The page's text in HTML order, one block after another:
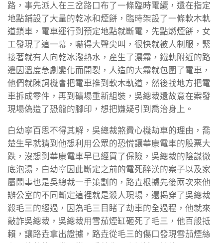
路，事先派人在三岔路口布了一條臨時電纜，還在指定
地點鋪設了大量的乾冰和煙餅，臨時架設了一條軟木軌
道鎖車，電車運行到預定地點就斷電，先點燃煙餅，女
工發現了這一幕，嚇得大聲尖叫，很快就被人制服，緊
接著就有人向乾冰潑熱水，產生了濃霧，鐵軌附近的路
邊因溫度急劇變化而開裂，人造的大霧就包圍了電車，
他們就陳詞機會把電車推到軟木軌道，然後找地方把電
車拆成零件，再到礦場重新組裝，吳總裁還故意在案發
現場偽造了恐龍的腳印，想把嫌疑引到喬治身上。
白幼寧百思不得其解，吳總裁煞費心機劫車的理由，喬
楚生早就猜到他想利用公眾的恐慌讓華康電車的股票大
跌，沒想到華康電車早已經買了保險，吳總裁的陰謀徹
底泡湯，白幼寧因此斷定之前的電死醉漢的案子以及家
屬鬧事也是吳總裁一手策劃的，路垚根據先後兩次來他
辦公室的不同斷定這裡就是殺人現場，還揭穿了吳總裁
殺毛三的經過，因為毛三目睹了劫車的全過程，他就來
敲詐吳總裁，吳總裁用雪茄煙缸砸死了毛三，他百般抵
賴，讓路垚拿出證據，路垚從毛三的傷口發現雪茄煙絲